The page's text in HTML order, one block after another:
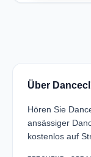
Über
Hören Sie
ansässiger
kostenlos auf